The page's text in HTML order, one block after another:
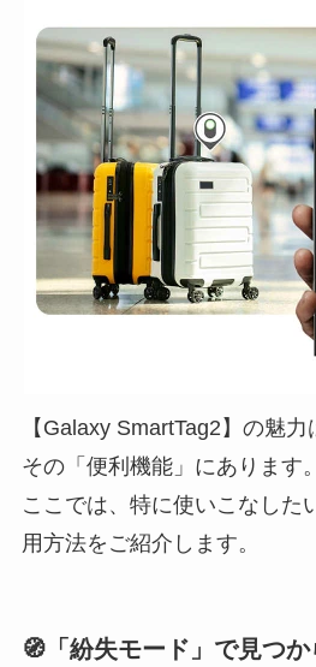
【Galaxy SmartTag2】の魅
その「便利機能」にあります。
ここでは、特に使いこなした
用方法をご紹介します。
🧭「紛失モード」で見つ